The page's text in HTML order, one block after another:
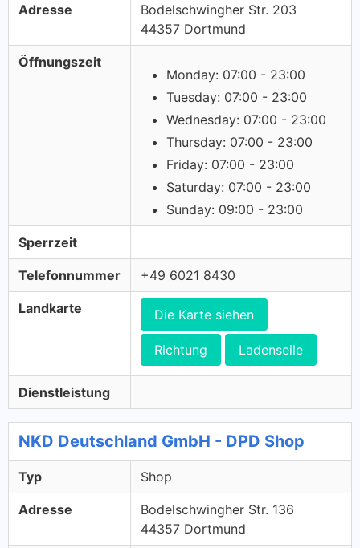
Adresse
Bodelschwingher Str. 203
44357 Dortmund
Öffnungszeit
Monday: 07:00 - 23:00
Tuesday: 07:00 - 23:00
Wednesday: 07:00 - 23:00
Thursday: 07:00 - 23:00
Friday: 07:00 - 23:00
Saturday: 07:00 - 23:00
Sunday: 09:00 - 23:00
Sperrzeit
Telefonnummer +49 6021 8430
Landkarte Die Karte siehen
Richtung Ladenseile
Dienstleistung
NKD Deutschland GmbH - DPD Shop
Typ Shop
Adresse
Bodelschwingher Str. 136
44357 Dortmund